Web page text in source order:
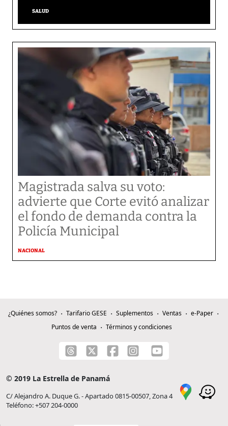
SALUD
Magistrada salva su voto:
advierte que Corte evitó analizar
el fondo de demanda contra la
Policía Municipal
NACIONAL
¿Quiénes somos? Tarifario GESE Suplementos Ventas
e-Paper
Puntos de venta
Términos y condiciones
© 2019 La Estrella de Panamá
C/ Alejandro A. Duque G. - Apartado 0815-00507, Zona 4
Teléfono: +507 204-0000